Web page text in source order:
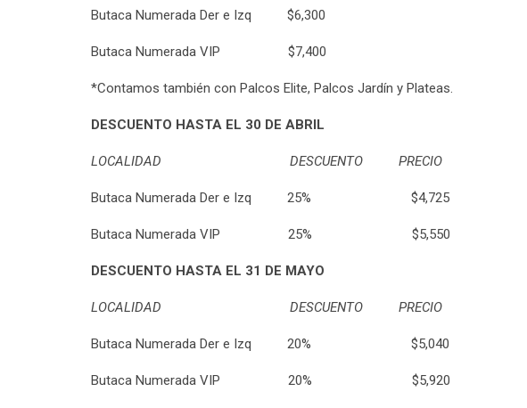
Butaca Numerada Der e Izq $6,300
Butaca Numerada VIP $7,400
*Contamos también con Palcos Elite, Palcos Jardín y Plateas.
DESCUENTO HASTA EL 30 DE ABRIL
LOCALIDAD DESCUENTO PRECIO
Butaca Numerada Der e Izq 25% $4,725
Butaca Numerada VIP 25% $5,550
DESCUENTO HASTA EL 31 DE MAYO
LOCALIDAD DESCUENTO PRECIO
Butaca Numerada Der e Izq 20% $5,040
Butaca Numerada VIP 20% $5,920